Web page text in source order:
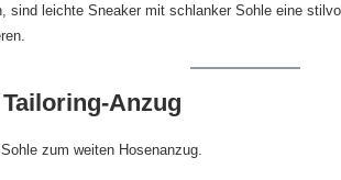
sind leichte Sneaker mit schlanker Sohle eine
Anzug
zum weiten Hosenanzug.